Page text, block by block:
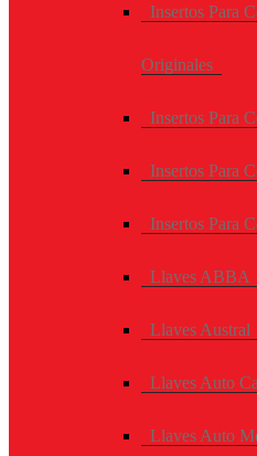
Insertos Para
Originales
Insertos Para
Insertos Para
Insertos Para
Llaves ABBA
Llaves Austral
Llaves Auto
Llaves Auto